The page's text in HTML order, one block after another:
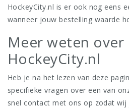
HockeyCity.nl is er ook nog eens
wanneer jouw bestelling waarde
Meer weten over
HockeyCity.nl
Heb je na het lezen van deze
specifieke vragen over een van
snel contact met ons op zodat